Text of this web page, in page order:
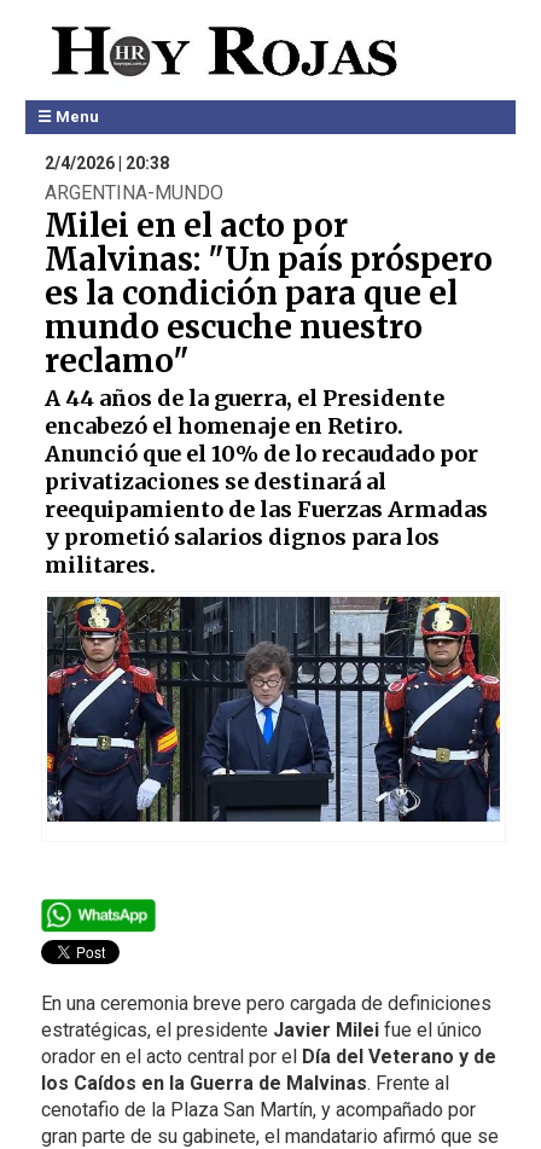
☰ Menu
2/4/2026 | 20:38
ARGENTINA-MUNDO
Milei en el acto por
Malvinas: "Un país próspero
es la condición para que el
mundo escuche nuestro
reclamo"
A 44 años de la guerra, el Presidente
encabezó el homenaje en Retiro.
Anunció que el 10% de lo recaudado por
privatizaciones se destinará al
reequipamiento de las Fuerzas Armadas
y prometió salarios dignos para los
militares.
En una ceremonia breve pero cargada de definiciones
estratégicas, el presidente Javier Mileifue el único
orador en el acto central por el Día del Veterano y de
los Caídos en la Guerra de Malvinas. Frente al
cenotafio de la Plaza San Martín, y acompañado por
gran parte de su gabinete, el mandatario afirmó que se